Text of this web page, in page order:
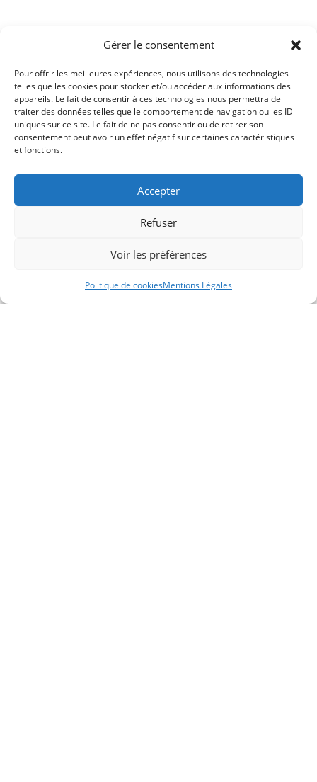
Gérer le consentement
Pour offrir les meilleures expériences, nous utilisons des technologies
telles que les cookies pour stocker et/ou accéder aux informations des
appareils. Le fait de consentir à ces technologies nous permettra de
traiter des données telles que le comportement de navigation ou les ID
uniques sur ce site. Le fait de ne pas consentir ou de retirer son
consentement peut avoir un effet négatif sur certaines caractéristiques
et fonctions.
Accepter
Refuser
Voir les préférences
Politique de cookiesMentions Légales